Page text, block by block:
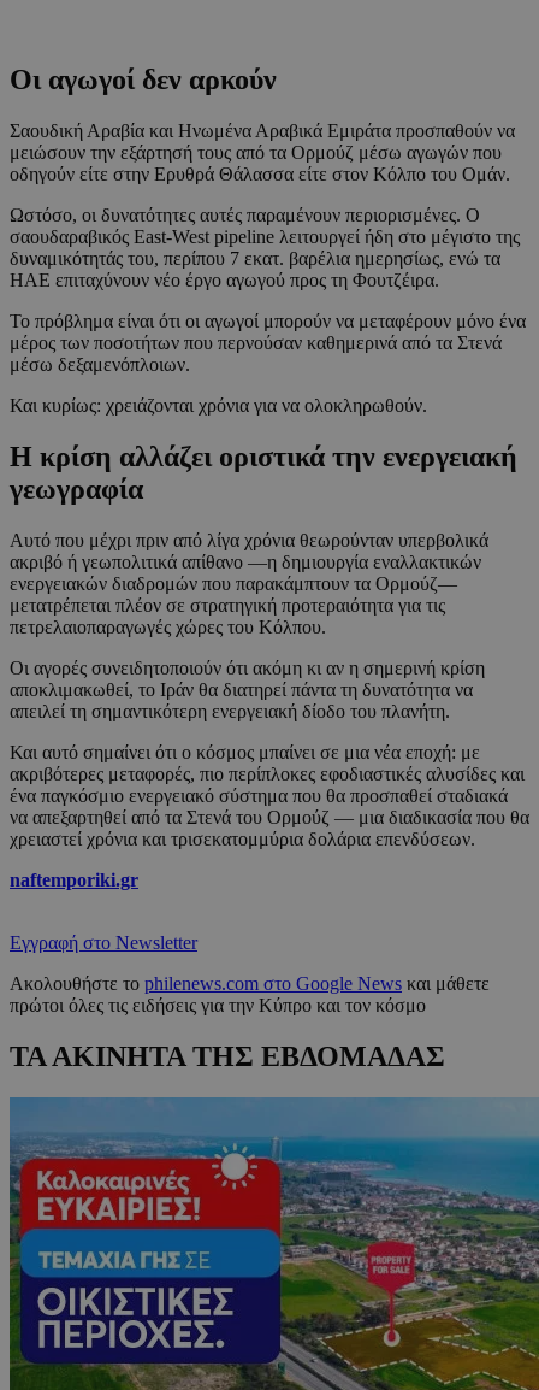
Οι αγωγοί δεν αρκούν
Σαουδική Αραβία και Ηνωμένα Αραβικά Εμιράτα προσπαθούν να
μειώσουν την εξάρτησή τους από τα Ορμούζ μέσω αγωγών που
οδηγούν είτε στην Ερυθρά Θάλασσα είτε στον Κόλπο του Ομάν.
Ωστόσο, οι δυνατότητες αυτές παραμένουν περιορισμένες. Ο
σαουδαραβικός East-West pipeline λειτουργεί ήδη στο μέγιστο της
δυναμικότητάς του, περίπου 7 εκατ. βαρέλια ημερησίως, ενώ τα
ΗΑΕ επιταχύνουν νέο έργο αγωγού προς τη Φουτζέιρα.
Το πρόβλημα είναι ότι οι αγωγοί μπορούν να μεταφέρουν μόνο ένα
μέρος των ποσοτήτων που περνούσαν καθημερινά από τα Στενά
μέσω δεξαμενόπλοιων.
Και κυρίως: χρειάζονται χρόνια για να ολοκληρωθούν.
Η κρίση αλλάζει οριστικά την ενεργειακή
γεωγραφία
Αυτό που μέχρι πριν από λίγα χρόνια θεωρούνταν υπερβολικά
ακριβό ή γεωπολιτικά απίθανο —η δημιουργία εναλλακτικών
ενεργειακών διαδρομών που παρακάμπτουν τα Ορμούζ—
μετατρέπεται πλέον σε στρατηγική προτεραιότητα για τις
πετρελαιοπαραγωγές χώρες του Κόλπου.
Οι αγορές συνειδητοποιούν ότι ακόμη κι αν η σημερινή κρίση
αποκλιμακωθεί, το Ιράν θα διατηρεί πάντα τη δυνατότητα να
απειλεί τη σημαντικότερη ενεργειακή δίοδο του πλανήτη.
Και αυτό σημαίνει ότι ο κόσμος μπαίνει σε μια νέα εποχή: με
ακριβότερες μεταφορές, πιο περίπλοκες εφοδιαστικές αλυσίδες και
ένα παγκόσμιο ενεργειακό σύστημα που θα προσπαθεί σταδιακά
να απεξαρτηθεί από τα Στενά του Ορμούζ — μια διαδικασία που θα
χρειαστεί χρόνια και τρισεκατομμύρια δολάρια επενδύσεων.
naftemporiki.gr
Εγγραφή στο Newsletter
Ακολουθήστε το philenews.com στο Google News και μάθετε
πρώτοι όλες τις ειδήσεις για την Κύπρο και τον κόσμο
ΤΑ ΑΚΙΝΗΤΑ ΤΗΣ ΕΒΔΟΜΑΔΑΣ